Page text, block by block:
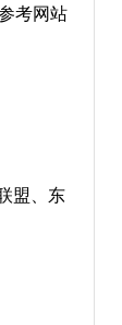
考网站
盟、东